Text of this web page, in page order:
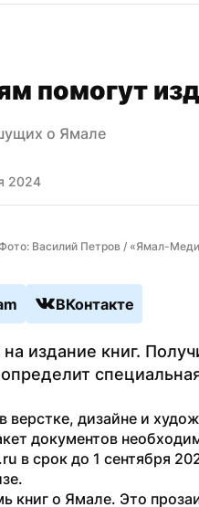
помогут
о Ямале
2024
Василий Петров / «Ямал-
ВКонтакте
издание книг.
дизайне и
документов
в срок до 1 сентября
книг о Ямале. Это